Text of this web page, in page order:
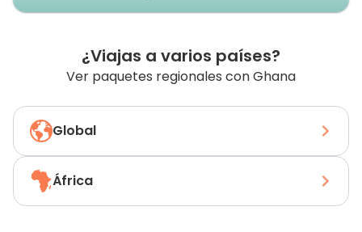
¿Viajas a varios países?
Ver paquetes regionales con Ghana
Global
África